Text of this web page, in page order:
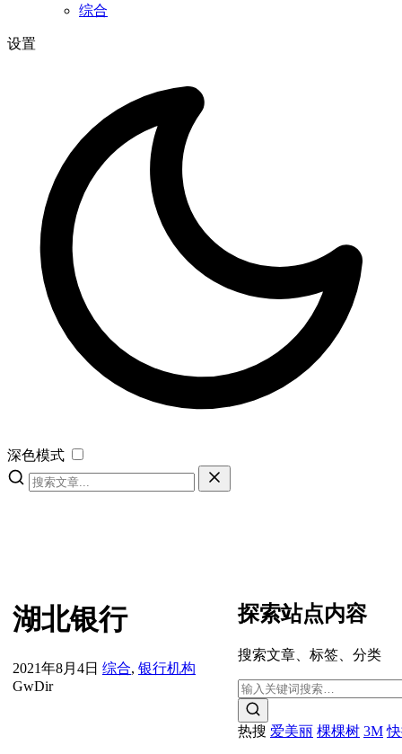
综合
设置
深色模式
湖北银行
2021年8月4日 综合, 银行机构
GwDir
探索站点内容
搜索文章、标签、分类
热搜 爱美丽 棵棵树 3M